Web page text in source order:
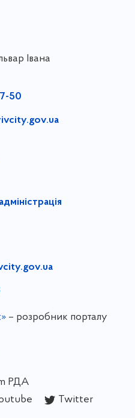
Івана
50
– розробник порталу
РДА
Twitter